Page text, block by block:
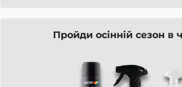
Пройди осінній сезон в